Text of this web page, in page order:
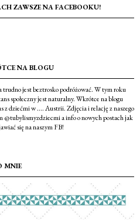
ZAWSZE NA FACEBOOKU!
NA BLOGU
trudno jest beztrosko podróżować. W tym roku
społeczny jest naturalny. Wkrótce na blogu
z dziećmi w .... Austrii. Zdjęcia i relację z naszego
a info o nowych postach jak
się na naszym FB!
MNIE